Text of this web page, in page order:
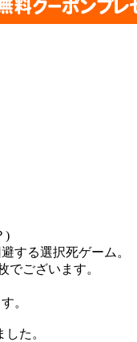
)
する選択死ゲーム。
でございます。
。
た。